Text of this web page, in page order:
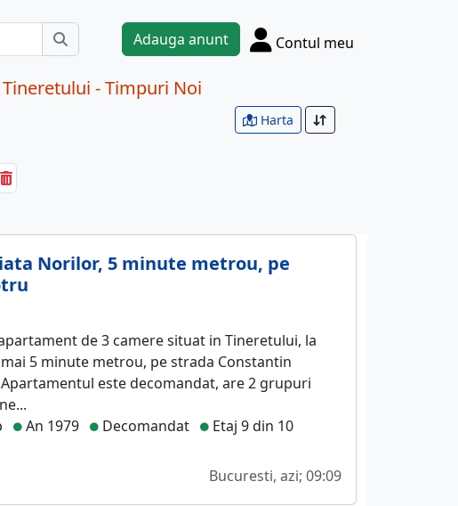
Adauga anunt Contul meu
- Timpuri Noi
Harta
Norilor, 5 minute metrou, pe
de 3 camere situat in Tineretului, la
5 minute metrou, pe strada Constantin
este decomandat, are 2 grupuri
An 1979 Decomandat Etaj 9 din 10
Bucuresti, azi; 09:09